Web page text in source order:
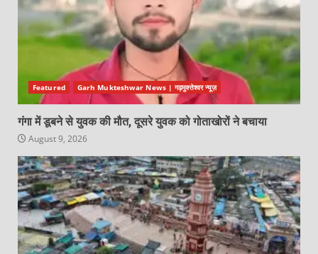
Featured Garh Mukteshwar News | गढ़मुक्तेश्वर न्यूज़
गंगा में डूबने से युवक की मौत, दूसरे युवक को गोताखोरों ने बचाया
August 9, 2026